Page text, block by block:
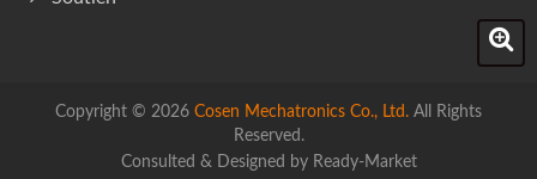
Copyright © 2026 Cosen Mechatronics Co., Ltd. All Rights
Reserved.
Consulted & Designed by Ready-Market